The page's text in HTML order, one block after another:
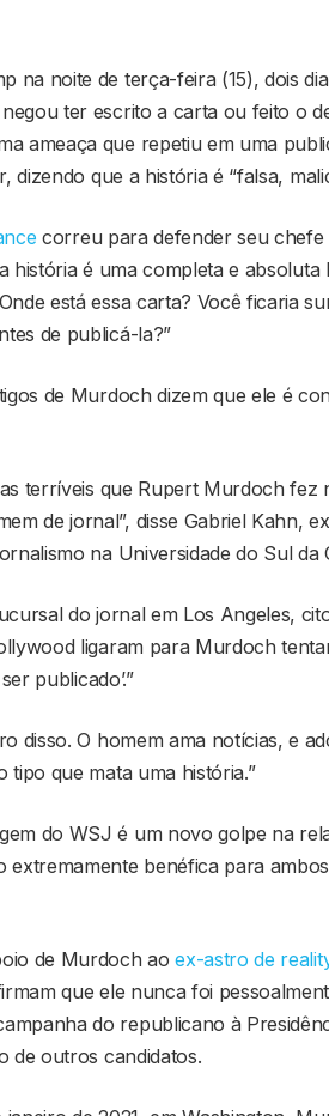
na noite de terça-feira (15), dois
ter escrito a carta ou feito o
ameaça que repetiu em uma
dizendo que a história é “falsa,
correu para defender seu
história é uma completa e
está essa carta? Você ficaria
de publicá-la?”
de Murdoch dizem que ele é
terríveis que Rupert Murdoch fez
de jornal”, disse Gabriel Kahn,
na Universidade do Sul da
do jornal em Los Angeles,
ligaram para Murdoch
publicado’.”
disso. O homem ama notícias, e
tipo que mata uma história.”
do WSJ é um novo golpe na
extremamente benéfica para
de Murdoch aoex-astro de
que ele nunca foi
do republicano à
de outros candidatos.